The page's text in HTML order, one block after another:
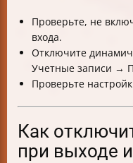
Проверьте, не
входа.
Отключите
Учетные записи →
Проверьте
Как
при выходе